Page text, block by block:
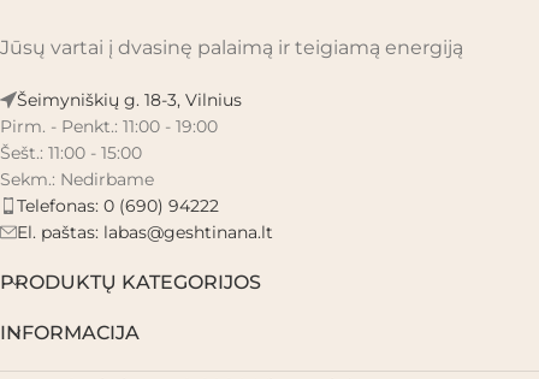
Jūsų vartai į dvasinę palaimą ir teigiamą energiją
Šeimyniškių g. 18-3, Vilnius
Pirm. - Penkt.: 11:00 - 19:00
Šešt.: 11:00 - 15:00
Sekm.: Nedirbame
Telefonas: 0 (690) 94222
El. paštas: labas@geshtinana.lt
PRODUKTŲ KATEGORIJOS
INFORMACIJA